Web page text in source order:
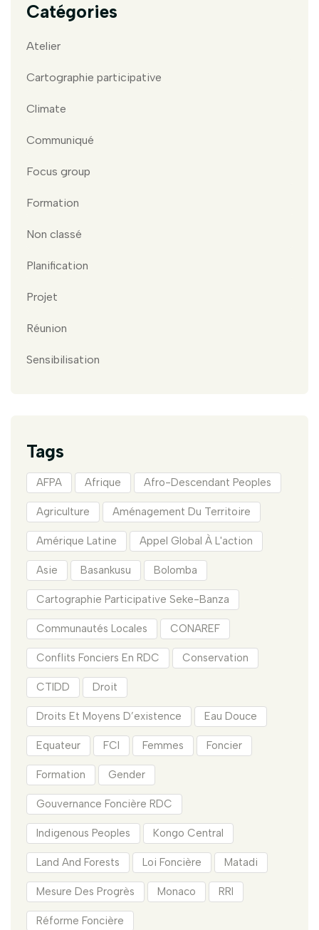
Catégories
Atelier
Cartographie participative
Climate
Communiqué
Focus group
Formation
Non classé
Planification
Projet
Réunion
Sensibilisation
Tags
AFPA Afrique Afro-Descendant Peoples
Agriculture Aménagement Du Territoire
Amérique Latine Appel Global À L'action
Asie Basankusu Bolomba
Cartographie Participative Seke-Banza
Communautés Locales CONAREF
Conflits Fonciers En RDC Conservation
CTIDD Droit
Droits Et Moyens D’existence Eau Douce
Equateur FCI Femmes Foncier
Formation Gender
Gouvernance Foncière RDC
Indigenous Peoples Kongo Central
Land And Forests Loi Foncière Matadi
Mesure Des Progrès Monaco RRI
Réforme Foncière